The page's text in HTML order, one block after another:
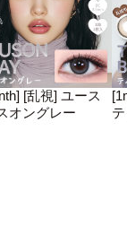
[乱視] ユース
オングレー